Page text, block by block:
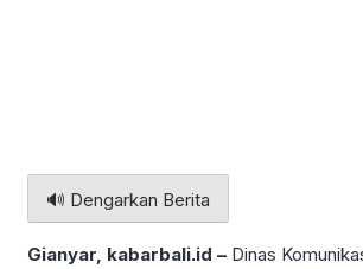
🔊 Dengarkan Berita
Gianyar, kabarbali.id – Dinas